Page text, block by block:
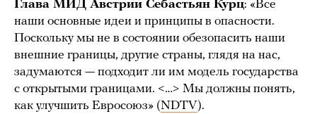
Глава МИД Австрии Себастьян Курц: «Все
наши основные идеи и принципы в опасности.
Поскольку мы не в состоянии обезопасить наши
внешние границы, другие страны, глядя на нас,
задумаются — подходит ли им модель государства
с открытыми границами. <…> Мы должны понять,
как улучшить Евросоюз» (NDTV).